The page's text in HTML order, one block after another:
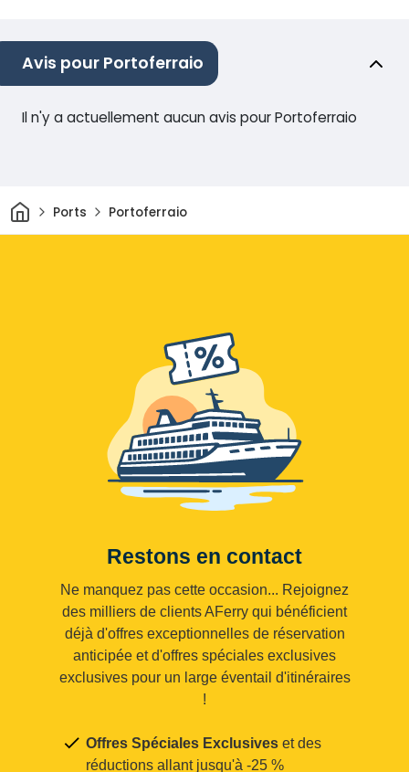
Avis pour Portoferraio
Il n'y a actuellement aucun avis pour Portoferraio
Maison
Ports Portoferraio
Restons en contact
Ne manquez pas cette occasion... Rejoignez
des milliers de clients AFerry qui bénéficient
déjà d'offres exceptionnelles de réservation
anticipée et d'offres spéciales exclusives
exclusives pour un large éventail d'itinéraires
!
Offres Spéciales Exclusives et des
réductions allant jusqu'à -25 %